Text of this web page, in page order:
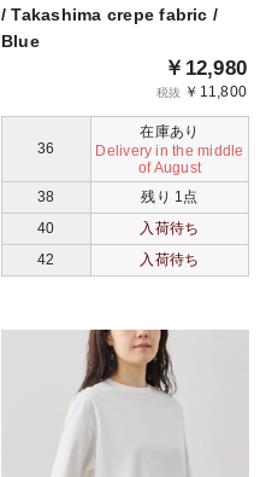
/ Takashima crepe fabric /
Blue
￥12,980
税抜 ￥11,800
36
在庫あり
Delivery in the middle
of August
38
残り 1点
40
入荷待ち
42
入荷待ち